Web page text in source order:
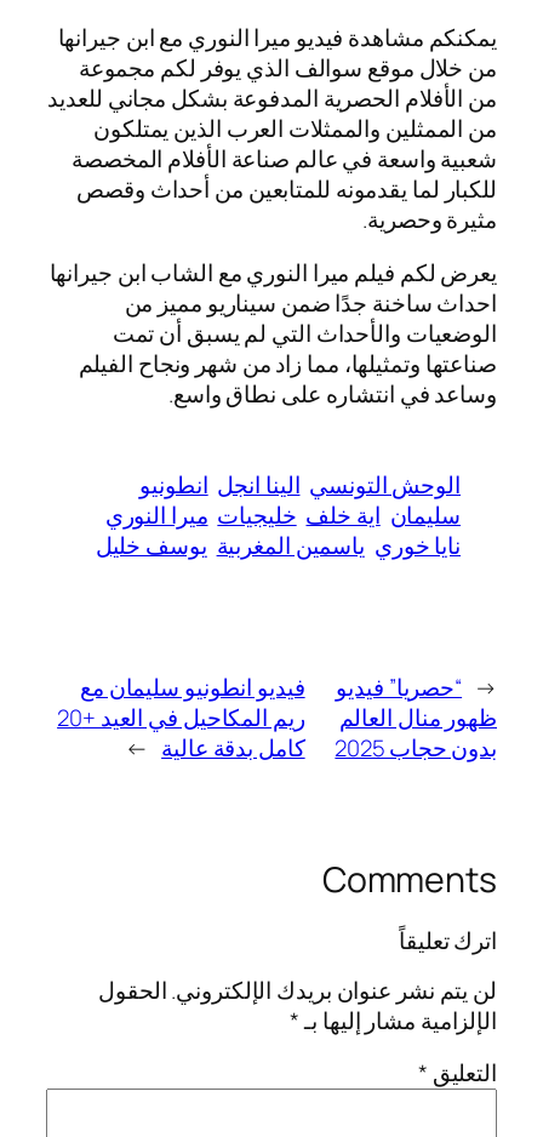
يمكنكم مشاهدة فيديو ميرا النوري مع ابن جيرانها
من خلال موقع سوالف الذي يوفر لكم مجموعة
من الأفلام الحصرية المدفوعة بشكل مجاني للعديد
من الممثلين والممثلات العرب الذين يمتلكون
شعبية واسعة في عالم صناعة الأفلام المخصصة
للكبار لما يقدمونه للمتابعين من أحداث وقصص
مثيرة وحصرية.
يعرض لكم فيلم ميرا النوري مع الشاب ابن جيرانها
احداث ساخنة جدًا ضمن سيناريو مميز من
الوضعيات والأحداث التي لم يسبق أن تمت
صناعتها وتمثيلها، مما زاد من شهر ونجاح الفيلم
وساعد في انتشاره على نطاق واسع.
الوحش التونسي الينا انجل انطونيو
سليمان اية خلف خليجيات ميرا النوري
نايا خوري ياسمين المغربية يوسف خليل
← “حصريا” فيديو
ظهور منال العالم
بدون حجاب 2025
فيديو انطونيو سليمان مع
ريم المكاحيل في العيد +20
كامل بدقة عالية →
Comments
اترك تعليقاً
لن يتم نشر عنوان بريدك الإلكتروني.الحقول
الإلزامية مشار إليها بـ*
التعليق *